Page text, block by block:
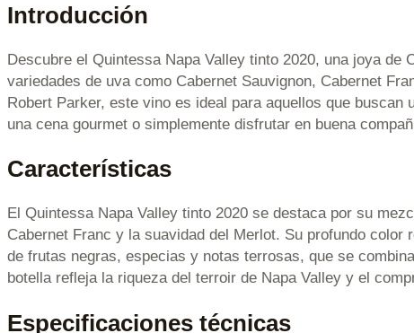
Introducción
Descubre el Quintessa Napa Valley tinto 2020, una joya
variedades de uva como Cabernet Sauvignon, Cabernet
Robert Parker, este vino es ideal para aquellos que
una cena gourmet o simplemente disfrutar en buena
Características
El Quintessa Napa Valley tinto 2020 se destaca por su
Cabernet Franc y la suavidad del Merlot. Su profundo
de frutas negras, especias y notas terrosas, que se
botella refleja la riqueza del terroir de Napa Valley y el
Especificaciones técnicas